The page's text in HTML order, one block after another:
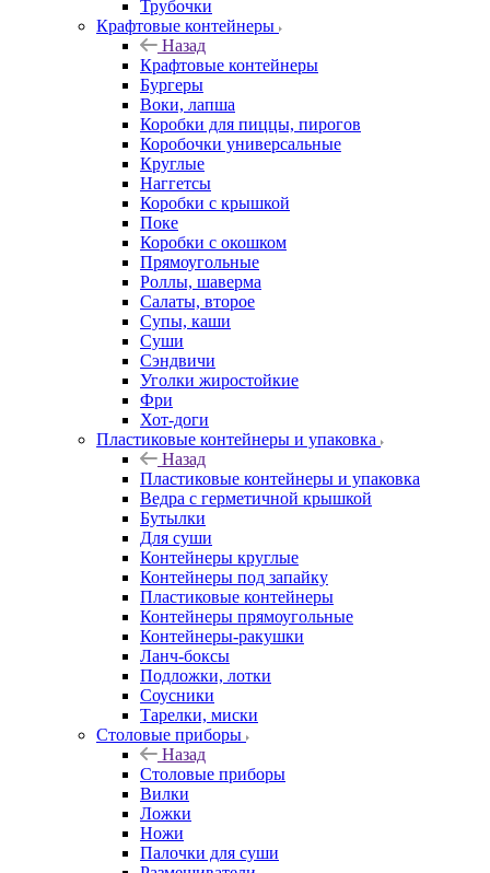
Трубочки
Крафтовые контейнеры
Назад
Крафтовые контейнеры
Бургеры
Воки, лапша
Коробки для пиццы, пирогов
Коробочки универсальные
Круглые
Наггетсы
Коробки с крышкой
Поке
Коробки с окошком
Прямоугольные
Роллы, шаверма
Салаты, второе
Супы, каши
Суши
Сэндвичи
Уголки жиростойкие
Фри
Хот-доги
Пластиковые контейнеры и упаковка
Назад
Пластиковые контейнеры и упаковка
Ведра с герметичной крышкой
Бутылки
Для суши
Контейнеры круглые
Контейнеры под запайку
Пластиковые контейнеры
Контейнеры прямоугольные
Контейнеры-ракушки
Ланч-боксы
Подложки, лотки
Соусники
Тарелки, миски
Столовые приборы
Назад
Столовые приборы
Вилки
Ложки
Ножи
Палочки для суши